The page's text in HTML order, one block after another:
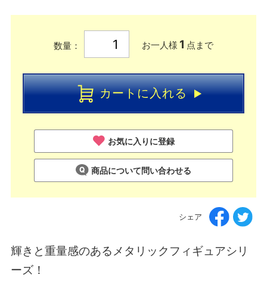
数量： お一人様 1 点まで
カートに入れる
お気に入りに登録
商品について問い合わせる
シェア
輝きと重量感のあるメタリックフィギュアシリ
ーズ！